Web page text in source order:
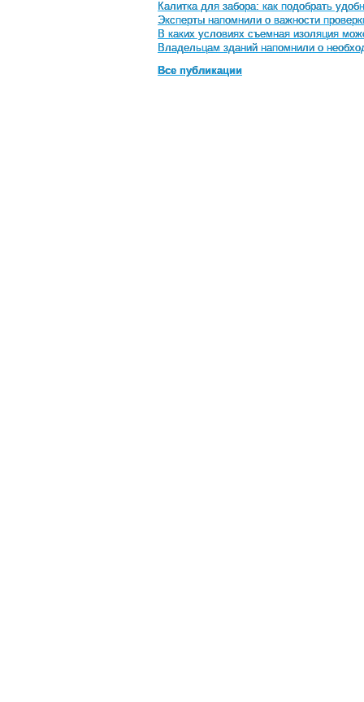
Калитка для забора: как подобрать
Эксперты напомнили о важности
В каких условиях съемная изоляция
Владельцам зданий напомнили о
Все публикации